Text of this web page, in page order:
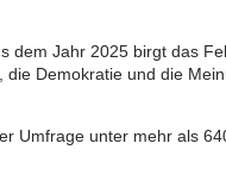
dem Jahr 2025 birgt das
Demokratie und die
Umfrage unter mehr als